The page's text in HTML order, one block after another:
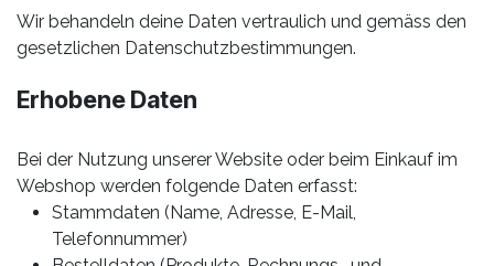
Wir behandeln deine Daten vertraulich und gemäss den
gesetzlichen Datenschutzbestimmungen.
Erhobene Daten
Bei der Nutzung unserer Website oder beim Einkauf im
Webshop werden folgende Daten erfasst:
Stammdaten (Name, Adresse, E-Mail,
Telefonnummer)